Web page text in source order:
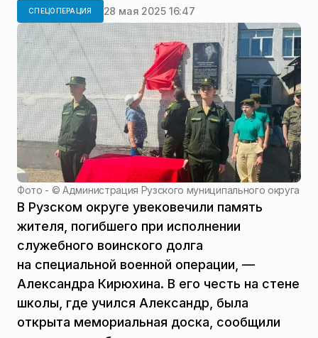
СПЕЦОПЕРАЦИЯ 28 мая 2025 16:47
Фото - ©Администрация Рузского муниципального округа
В Рузском округе увековечили память
жителя, погибшего при исполнении
служебного воинского долга
на специальной военной операции, —
Александра Кирюхина. В его честь на стене
школы, где учился Александр, была
открыта мемориальная доска, сообщили